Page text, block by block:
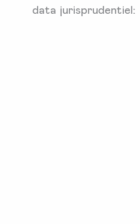
data jurisprudentiel: